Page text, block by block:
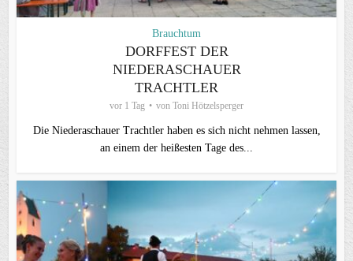
Brauchtum
DORFFEST DER
NIEDERASCHAUER
TRACHTLER
vor 1 Tag von Toni Hötzelsperger
Die Niederaschauer Trachtler haben es sich nicht nehmen lassen,
an einem der heißesten Tage des...